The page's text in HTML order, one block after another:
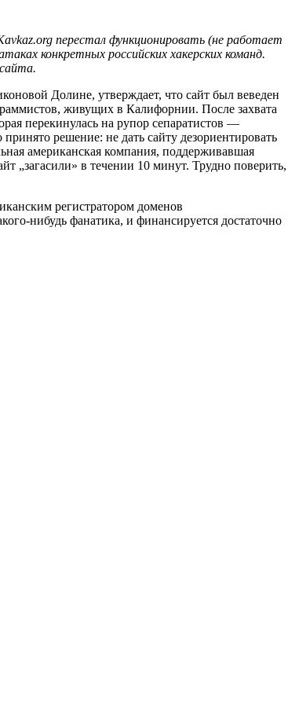
перестал функционировать (не работает
конкретных российских хакерских команд.
Долине, утверждает, что сайт был веведен
живущих в Калифорнии. После захвата
перекинулась на рупор сепаратистов —
решение: не дать сайту дезориентировать
американская компания, поддерживавшая
„загасили» в течении 10 минут. Трудно поверить,
регистратором доменов
нибудь фанатика, и финансируется достаточно